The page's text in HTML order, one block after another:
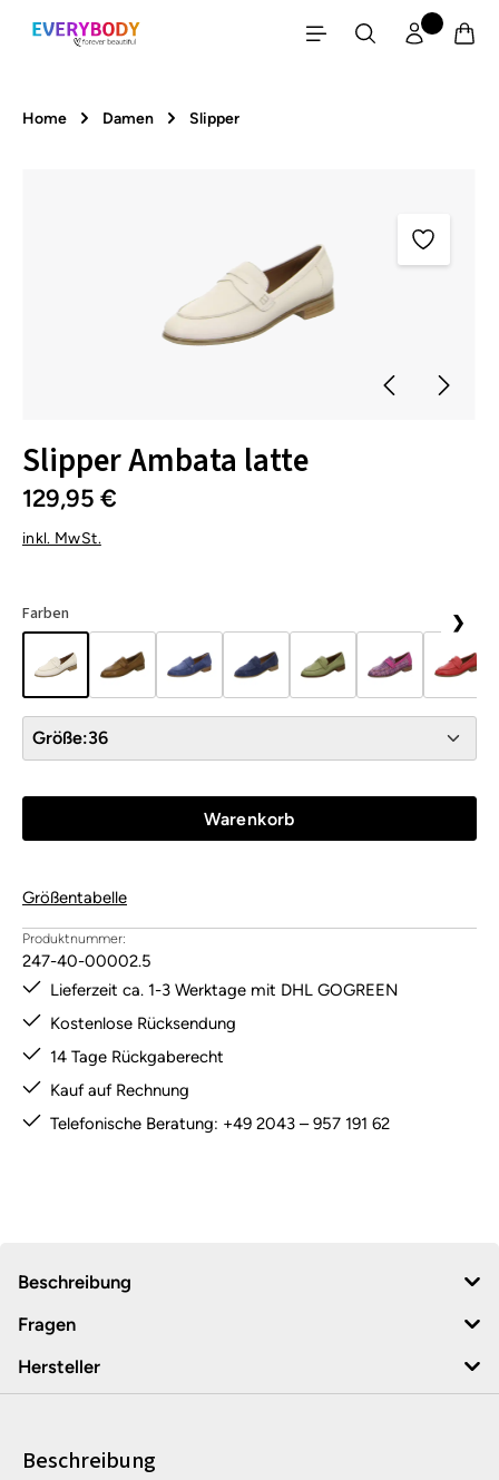
Zum Hauptinhalt springen
Home Damen Slipper
Slipper Ambata latte
129,95 €
inkl. MwSt.
Farben ❯
Größe:36
Warenkorb
Größentabelle
Produktnummer:
247-40-00002.5
Lieferzeit ca. 1-3 Werktage mit DHL GOGREEN
Kostenlose Rücksendung
14 Tage Rückgaberecht
Kauf auf Rechnung
Telefonische Beratung: +49 2043 – 957 191 62
Beschreibung
Fragen
Hersteller
Beschreibung